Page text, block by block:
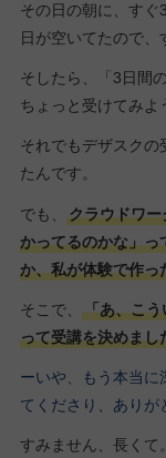
その日の朝に、す
日が空いてたので、
そしたら、「3日間
ちょっと受けてみよ
それでもデザスクの
たんです。
でも、
クラウドワ
かってるのかな」っ
か、私が体験で作っ
そこで、
「あ、こう
って受講を決めまし
ーいや、もう本当に
てくださり、ありが
すみません、長くて。